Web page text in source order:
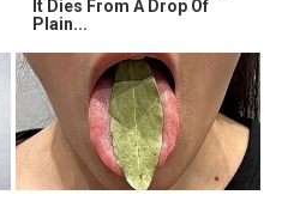
It Dies From A Drop Of
Plain...